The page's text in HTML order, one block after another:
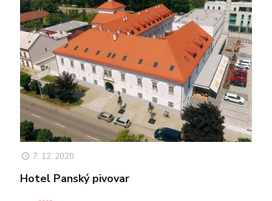
7. 12. 2020
Hotel Panský pivovar